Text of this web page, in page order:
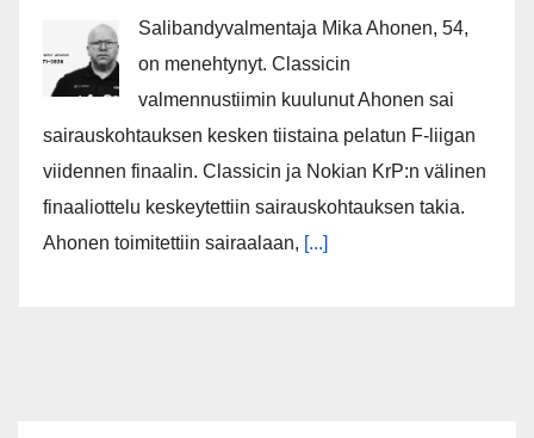
Salibandyvalmentaja Mika Ahonen, 54,
on menehtynyt. Classicin
valmennustiimin kuulunut Ahonen sai
sairauskohtauksen kesken tiistaina pelatun F-liigan
viidennen finaalin. Classicin ja Nokian KrP:n välinen
finaaliottelu keskeytettiin sairauskohtauksen takia.
Ahonen toimitettiin sairaalaan, [...]